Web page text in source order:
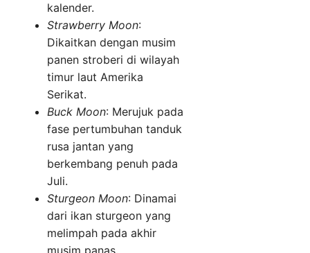
kalender.
Strawberry Moon:
Dikaitkan dengan musim
panen stroberi di wilayah
timur laut Amerika
Serikat.
Buck Moon: Merujuk pada
fase pertumbuhan tanduk
rusa jantan yang
berkembang penuh pada
Juli.
Sturgeon Moon: Dinamai
dari ikan sturgeon yang
melimpah pada akhir